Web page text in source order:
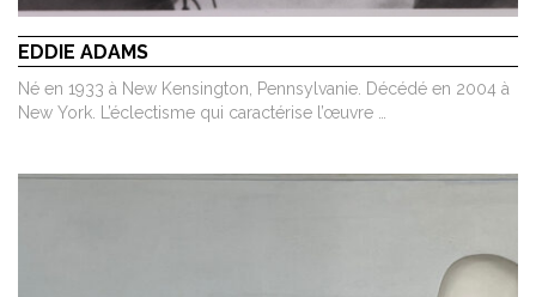
EDDIE ADAMS
Né en 1933 à New Kensington, Pennsylvanie. Décédé en 2004 à
New York. L’éclectisme qui caractérise l’œuvre …